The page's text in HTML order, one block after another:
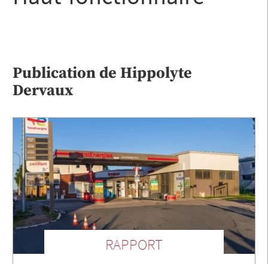
Publication de Hippolyte
Dervaux
RAPPORT